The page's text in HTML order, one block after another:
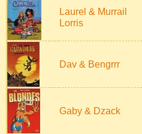
Laurel & Murrail
Lorris
Dav & Bengrrr
Gaby & Dzack